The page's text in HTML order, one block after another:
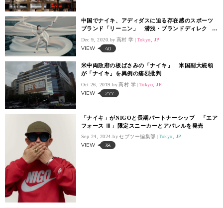
中国でナイキ、アディダスに迫る存在感のスポーツ
ブランド「リーニン」 潜浅・ブランドディレク
ターが考えるグローバル展開とは
Dec 9, 2020. 高村 学 Tokyo, JP
VIEW 40
米中両政府の板ばさみの「ナイキ」 米国副大統領
が「ナイキ」を異例の痛烈批判
Oct 26, 2019. 高村 学 Tokyo, JP
VIEW 277
「ナイキ」がNIGOと長期パートナーシップ 「エア
フォース Ⅲ」限定スニーカーとアパレルを発売
Sep 24, 2024. セブツー編集部 Tokyo, JP
VIEW 38